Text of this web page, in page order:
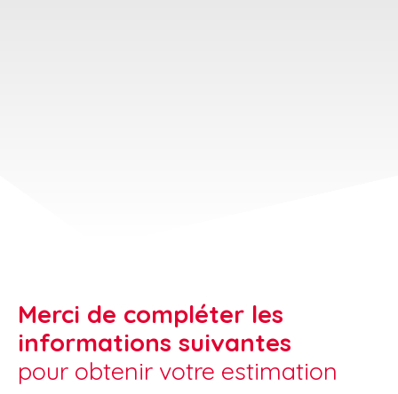
Merci de compléter les
informations suivantes
pour obtenir votre estimation